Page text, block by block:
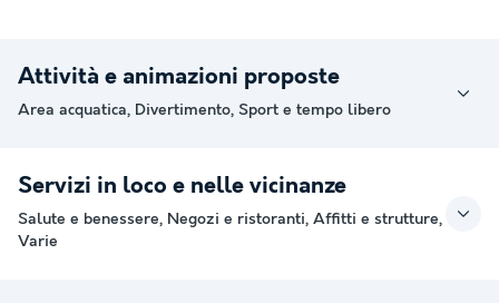
Attività e animazioni proposte
Area acquatica, Divertimento, Sport e tempo libero
Servizi in loco e nelle vicinanze
Salute e benessere, Negozi e ristoranti, Affitti e strutture,
Varie